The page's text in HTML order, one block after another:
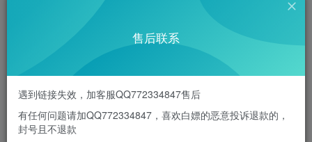
售后联系
遇到链接失效，加客服QQ772334847售后
有任何问题请加QQ772334847，喜欢白嫖的恶意投诉退款的，
封号且不退款